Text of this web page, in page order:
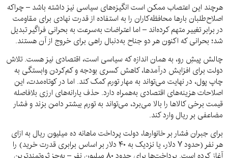
هرچند این اعتصاب ممکن است انگیزه‌های سیاسی نیز داشته باشد – چراکه
اصلاح‌طلبان بارها محافظه‌کاران را به استفاده از قدرت نهادی برای مقاومت
در برابر تغییر متهم کرده‌اند – اما اعتراضات به‌سرعت به بحرانی فراگیر تبدیل
شد؛ بحرانی که اکنون هر دو جناح به‌دنبال راهی برای خروج از آن هستند.
چالش پیشِ رو، به همان اندازه که سیاسی است، اقتصادی نیز هست. تلاش
دولت برای افزایش درآمدها، کاهش کسری بودجه و کم‌کردن وابستگی به
چاپ پول، در نهایت می‌تواند به مهار تورم کمک کند. اما در کوتاه‌مدت، این
اصلاحات هزینه‌های اقتصادی به‌همراه دارد. حذف یارانه‌های ارزی بلافاصله
قیمت برخی کالاها را بالا می‌برد، می‌تواند به تورم بیشتر دامن بزند و فشار
مضاعفی بر ریال وارد کند.
برای جبران فشار بر خانوارها، دولت پرداخت ماهانه ده میلیون ریال به ازای
هر نفر (حدود ۷ دلار، یا نزدیک به ۴۰ دلار بر اساس برابری قدرت خرید) را